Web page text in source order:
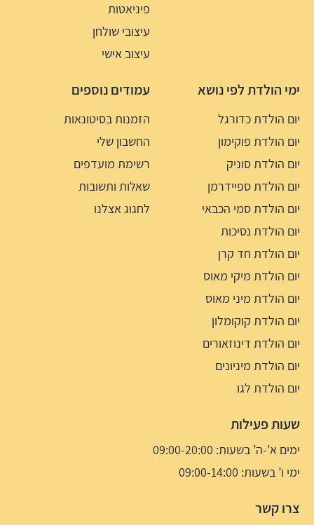
פיניאטות
עיצובי שולחן
עיצוב אישי
ימי הולדת לפי נושא
יום הולדת כדורגל
יום הולדת פוקימון
יום הולדת סוניק
יום הולדת ספיידרמן
יום הולדת סמי הכבאי
יום הולדת נסיכות
יום הולדת חד קרן
יום הולדת מיקי מאוס
יום הולדת מיני מאוס
יום הולדת קוקומלון
יום הולדת דינוזאורים
יום הולדת מיניונים
יום הולדת לגו
עמודים נוספים
הזמנות בסיטונאות
החשבון שלי
רשימת מועדפים
שאלות ותשובות
לחגוג אצלנו
שעות פעילות
ימים א’-ה’ בשעות: 09:00-20:00
ימי ו’ בשעות: 09:00-14:00
צרו קשר